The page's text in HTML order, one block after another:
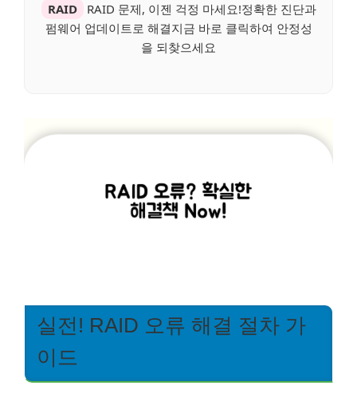
RAID
RAID 문제, 이젠 걱정 마세요!정확한 진단과
펌웨어 업데이트로 해결지금 바로 클릭하여 안정성
을 되찾으세요
실전! RAID 오류 해결 절차 가
이드